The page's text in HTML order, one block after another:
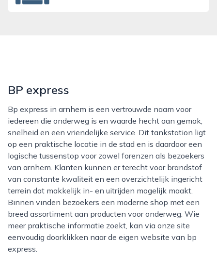
BP express
Bp express in arnhem is een vertrouwde naam voor
iedereen die onderweg is en waarde hecht aan gemak,
snelheid en een vriendelijke service. Dit tankstation ligt
op een praktische locatie in de stad en is daardoor een
logische tussenstop voor zowel forenzen als bezoekers
van arnhem. Klanten kunnen er terecht voor brandstof
van constante kwaliteit en een overzichtelijk ingericht
terrein dat makkelijk in- en uitrijden mogelijk maakt.
Binnen vinden bezoekers een moderne shop met een
breed assortiment aan producten voor onderweg. Wie
meer praktische informatie zoekt, kan via onze site
eenvoudig doorklikken naar de eigen website van bp
express.